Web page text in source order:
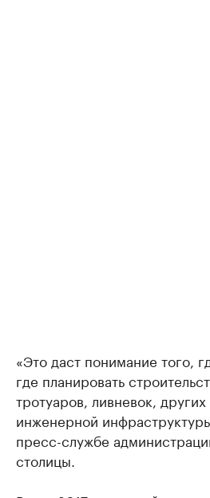
«Это даст понимание того,
где планировать
тротуаров, ливневок,
инженерной
пресс-службе
столицы.